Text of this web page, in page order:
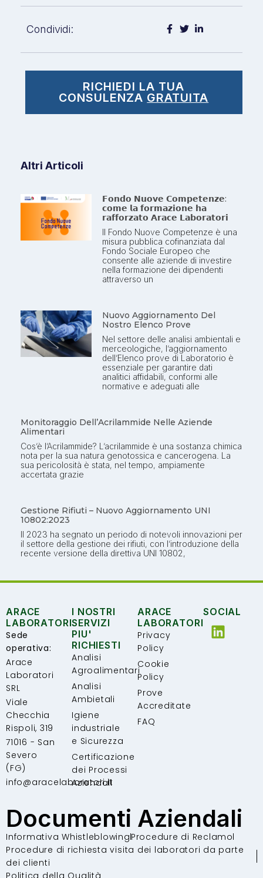
Condividi:
RICHIEDI LA TUA
CONSULENZA GRATUITA
Altri Articoli
𝗙𝗼𝗻𝗱𝗼 𝗡𝘂𝗼𝘃𝗲 𝗖𝗼𝗺𝗽𝗲𝘁𝗲𝗻𝘇𝗲:
𝗰𝗼𝗺𝗲 𝗹𝗮 𝗳𝗼𝗿𝗺𝗮𝘇𝗶𝗼𝗻𝗲 𝗵𝗮
𝗿𝗮𝗳𝗳𝗼𝗿𝘇𝗮𝘁𝗼 𝗔𝗿𝗮𝗰𝗲 𝗟𝗮𝗯𝗼𝗿𝗮𝘁𝗼𝗿𝗶
Il Fondo Nuove Competenze è una
misura pubblica cofinanziata dal
Fondo Sociale Europeo che
consente alle aziende di investire
nella formazione dei dipendenti
attraverso un
Nuovo Aggiornamento Del
Nostro Elenco Prove
Nel settore delle analisi ambientali e
merceologiche, l’aggiornamento
dell’Elenco prove di Laboratorio è
essenziale per garantire dati
analitici affidabili, conformi alle
normative e adeguati alle
Monitoraggio Dell’Acrilammide Nelle Aziende
Alimentari
Cos’è l’Acrilammide? L’acrilammide è una sostanza chimica
nota per la sua natura genotossica e cancerogena. La
sua pericolosità è stata, nel tempo, ampiamente
accertata grazie
Gestione Rifiuti – Nuovo Aggiornamento UNI
10802:2023
Il 2023 ha segnato un periodo di notevoli innovazioni per
il settore della gestione dei rifiuti, con l’introduzione della
recente versione della direttiva UNI 10802,
ARACE
LABORATORI
Sede
operativa:
Arace
Laboratori
SRL
Viale
Checchia
Rispoli, 319
71016 - San
Severo
(FG)
info@aracelaboratori.it
I NOSTRI
SERVIZI
PIU'
RICHIESTI
Analisi
Agroalimentari
Analisi
Ambietali
Igiene
industriale
e Sicurezza
Certificazione
dei Processi
Aziendali
ARACE
LABORATORI
Privacy
Policy
Cookie
Policy
Prove
Accreditate
FAQ
SOCIAL
Documenti Aziendali
Informativa WhistleblowingProcedure di Reclamo
Procedure di richiesta visita dei laboratori da parte
dei clienti
Politica della Qualità